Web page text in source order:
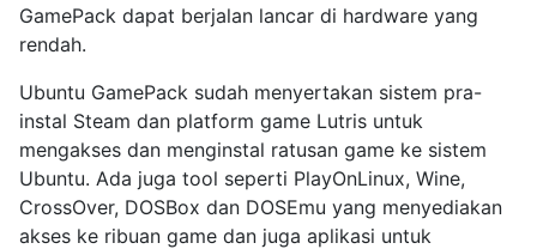
GamePack dapat berjalan lancar di hardware yang
rendah.
Ubuntu GamePack sudah menyertakan sistem pra-
instal Steam dan platform game Lutris untuk
mengakses dan menginstal ratusan game ke sistem
Ubuntu. Ada juga tool seperti PlayOnLinux, Wine,
CrossOver, DOSBox dan DOSEmu yang menyediakan
akses ke ribuan game dan juga aplikasi untuk